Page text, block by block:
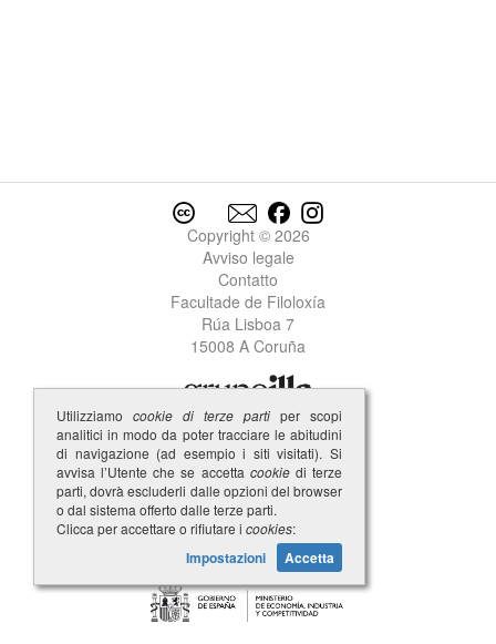
Copyright © 2026
Avviso legale
Contatto
Facultade de Filoloxía
Rúa Lisboa 7
15008 A Coruña
Utilizziamo cookie di terze parti per scopi
analitici in modo da poter tracciare le abitudini
di navigazione (ad esempio i siti visitati). Si
avvisa l’Utente che se accetta cookiedi terze
parti, dovrà escluderli dalle opzioni del browser
o dal sistema offerto dalle terze parti.
Clicca per accettare o rifiutare i cookies:
Impostazioni Accetta